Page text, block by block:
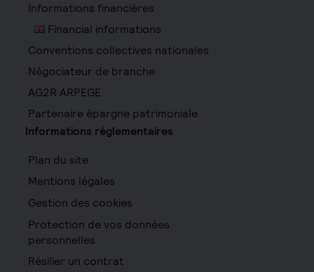
Informations financières
Financial informations
Conventions collectives nationales
Négociateur de branche
AG2R ARPEGE
Partenaire épargne patrimoniale
Informations réglementaires
Plan du site
Mentions légales
Gestion des cookies
Protection de vos données
personnelles
Résilier un contrat